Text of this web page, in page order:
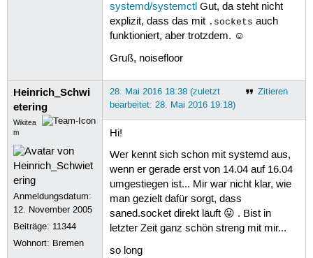
systemd/systemctlGut, da steht nicht
explizit, dass das mit .sockets auch
funktioniert, aber trotzdem. ☺
Gruß, noisefloor
Heinrich_Schwi
etering
Wikitea
m
Anmeldungsdatum:
12. November 2005
Beiträge: 11344
Wohnort: Bremen
Zitieren
28. Mai 2016 18:38 (zuletzt
bearbeitet: 28. Mai 2016 19:18)
Hi!
Wer kennt sich schon mit systemd aus,
wenn er gerade erst von 14.04 auf 16.04
umgestiegen ist... Mir war nicht klar, wie
man gezielt dafür sorgt, dass
saned.socket direkt läuft 😛 . Bist in
letzter Zeit ganz schön streng mit mir...
so long